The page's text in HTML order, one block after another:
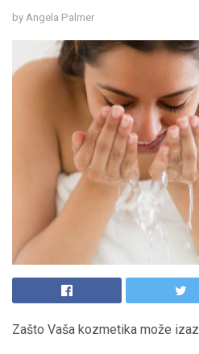
by Angela Palmer
Zašto Vaša kozmetika može